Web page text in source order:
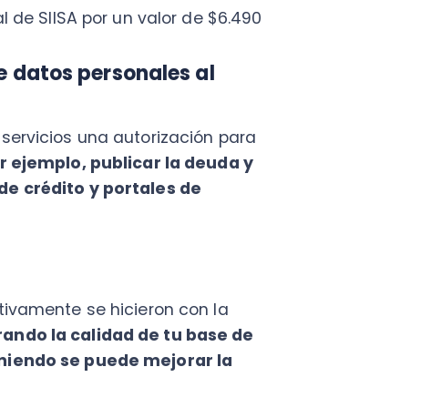
se hicieron con la
se puede mejorar la
del producto o
validez legal como
ende su cobro